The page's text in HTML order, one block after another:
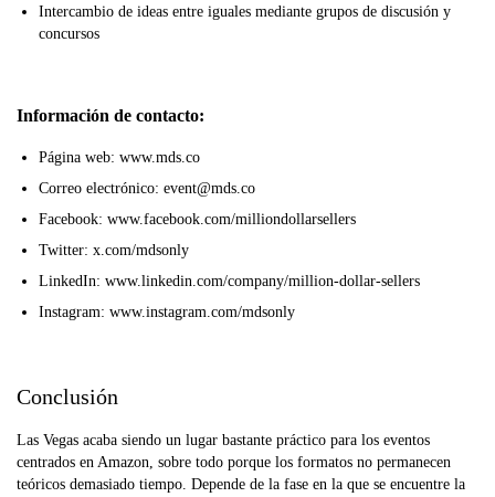
Intercambio de ideas entre iguales mediante grupos de discusión y
concursos
Información de contacto:
Página web: www.mds.co
Correo electrónico: event@mds.co
Facebook: www.facebook.com/milliondollarsellers
Twitter: x.com/mdsonly
LinkedIn: www.linkedin.com/company/million-dollar-sellers
Instagram: www.instagram.com/mdsonly
Conclusión
Las Vegas acaba siendo un lugar bastante práctico para los eventos
centrados en Amazon, sobre todo porque los formatos no permanecen
teóricos demasiado tiempo. Depende de la fase en la que se encuentre la